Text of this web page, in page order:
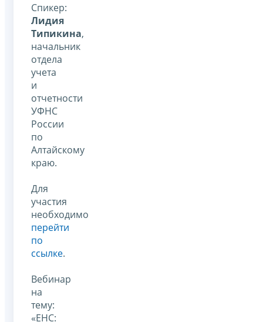
Спикер:
Лидия
Типикина,
начальник
отдела
учета
и
отчетности
УФНС
России
по
Алтайскому
краю.
Для
участия
необходимо
перейти
по
ссылке.
Вебинар
на
тему:
«ЕНС: